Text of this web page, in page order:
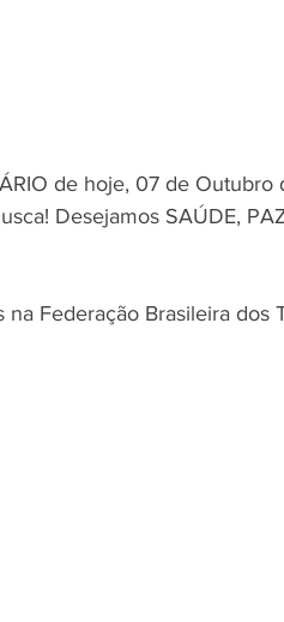
de hoje, 07 de
Desejamos SAÚDE,
na Federação Brasileira dos